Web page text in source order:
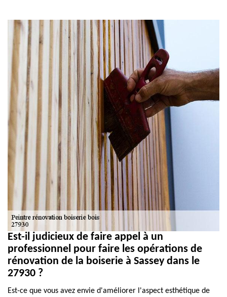
Est-il judicieux de faire appel à un
professionnel pour faire les opérations de
rénovation de la boiserie à Sassey dans le
27930 ?
Est-ce que vous avez envie d'améliorer l'aspect esthétique de